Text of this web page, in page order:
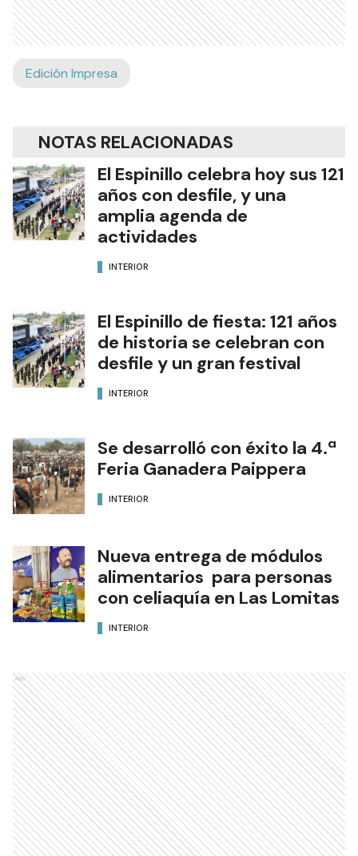
Edición Impresa
NOTAS RELACIONADAS
El Espinillo celebra hoy sus 121
años con desfile, y una
amplia agenda de
actividades
INTERIOR
El Espinillo de fiesta: 121 años
de historia se celebran con
desfile y un gran festival
INTERIOR
Se desarrolló con éxito la 4.ª
Feria Ganadera Paippera
INTERIOR
Nueva entrega de módulos
alimentarios para personas
con celiaquía en Las Lomitas
INTERIOR
Ads